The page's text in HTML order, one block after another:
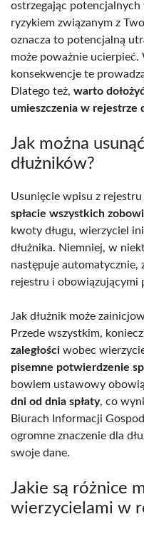
ostrzegając
ryzykiem związanym z
oznacza to potencjalną
może poważnie ucierpieć.
konsekwencje te
Dlatego też, warto
umieszczenia w rejestrze
Jak można
dłużników?
Usunięcie wpisu z
spłacie wszystkich
kwoty długu, wierzyciel
dłużnika. Niemniej, w
następuje automatycznie,
rejestru i obowiązującymi
Jak dłużnik może
Przede wszystkim,
zaległości wobec
pisemne potwierdzenie
bowiem ustawowy
dni od dnia spłaty, co
Biurach Informacji
ogromne znaczenie dla
swoje dane.
Jakie są różnice
wierzycielami w